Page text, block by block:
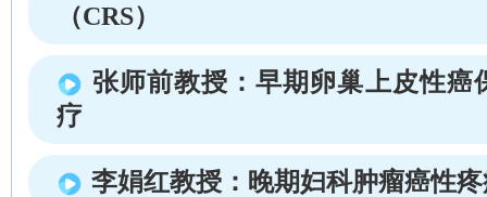
（CRS）
张师前教授：早期卵巢上皮性癌
疗
李娟红教授：晚期妇科肿瘤癌性